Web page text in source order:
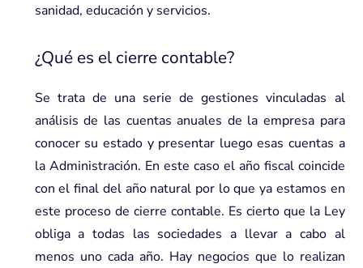
sanidad, educación y servicios.
¿Qué es el cierre contable?
Se trata de una serie de gestiones vinculadas al
análisis de las cuentas anuales de la empresa para
conocer su estado y presentar luego esas cuentas a
la Administración. En este caso el año fiscal coincide
con el final del año natural por lo que ya estamos en
este proceso de cierre contable. Es cierto que la Ley
obliga a todas las sociedades a llevar a cabo al
menos uno cada año. Hay negocios que lo realizan